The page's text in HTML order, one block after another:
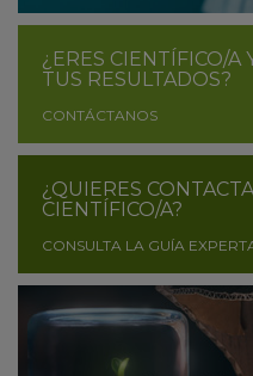
¿ERES CIENTÍFICO/A
TUS RESULTADOS?
CONTÁCTANOS
¿QUIERES
CIENTÍFICO/A?
CONSULTA LA GUÍA